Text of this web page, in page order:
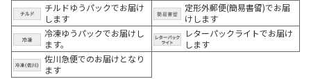
チルドゆうパックでお届け
します
定形外郵便(簡易書留)でお届
けします
冷凍ゆうパックでお届けし
ます。
レターパックライトでお届け
します
佐川急便でのお届けとなり
ます